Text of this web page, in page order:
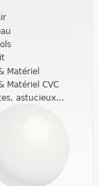
Matériel
Matériel CVC
astucieux...